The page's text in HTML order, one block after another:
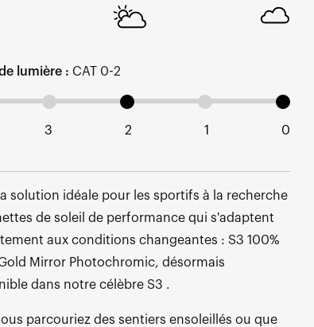
lumière : CAT 0-2
3 2 1 0
solution idéale pour les sportifs à la recherche
de soleil de performance qui s'adaptent
aux conditions changeantes : S3 100%
Mirror Photochromic, désormais
dans notre célèbre S3 .
parcouriez des sentiers ensoleillés ou que